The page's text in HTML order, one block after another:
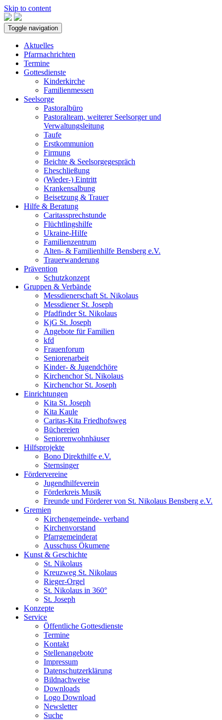
Skip to content
Toggle navigation
Aktuelles
Pfarrnachrichten
Termine
Gottesdienste
Kinderkirche
Familienmessen
Seelsorge
Pastoralbüro
Pastoralteam, weiterer Seelsorger und
Verwaltungsleitung
Taufe
Erstkommunion
Firmung
Beichte & Seelsorgegespräch
Eheschließung
(Wieder-) Eintritt
Krankensalbung
Beisetzung & Trauer
Hilfe & Beratung
Caritassprechstunde
Flüchtlingshilfe
Ukraine-Hilfe
Familienzentrum
Alten- & Familienhilfe Bensberg e.V.
Trauerwanderung
Prävention
Schutzkonzept
Gruppen & Verbände
Messdienerschaft St. Nikolaus
Messdiener St. Joseph
Pfadfinder St. Nikolaus
KjG St. Joseph
Angebote für Familien
kfd
Frauenforum
Seniorenarbeit
Kinder- & Jugendchöre
Kirchenchor St. Nikolaus
Kirchenchor St. Joseph
Einrichtungen
Kita St. Joseph
Kita Kaule
Caritas-Kita Friedhofsweg
Büchereien
Seniorenwohnhäuser
Hilfsprojekte
Bono Direkthilfe e.V.
Sternsinger
Fördervereine
Jugendhilfeverein
Förderkreis Musik
Freunde und Förderer von St. Nikolaus Bensberg e.V.
Gremien
Kirchengemeinde- verband
Kirchenvorstand
Pfarrgemeinderat
Ausschuss Ökumene
Kunst & Geschichte
St. Nikolaus
Kreuzweg St. Nikolaus
Rieger-Orgel
St. Nikolaus in 360°
St. Joseph
Konzepte
Service
Öffentliche Gottesdienste
Termine
Kontakt
Stellenangebote
Impressum
Datenschutzerklärung
Bildnachweise
Downloads
Logo Download
Newsletter
Suche